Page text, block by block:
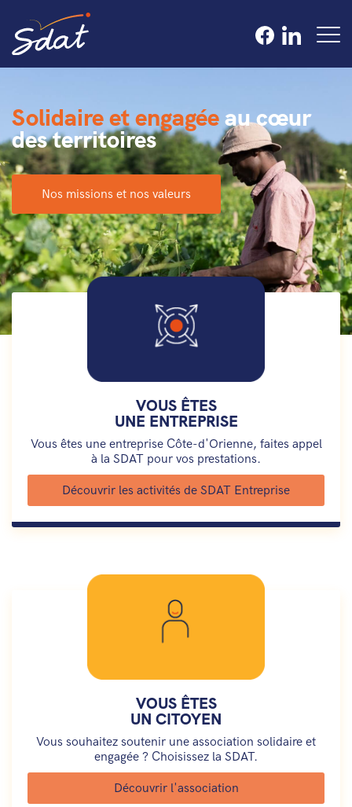
Solidaire et engagéeau cœur
des territoires
Nos missions et nos valeurs
VOUS ÊTES
UNE ENTREPRISE
Vous êtes une entreprise Côte-d'Orienne, faites appel
à la SDAT pour vos prestations.
Découvrir les activités de SDAT Entreprise
VOUS ÊTES
UN CITOYEN
Vous souhaitez soutenir une association solidaire et
engagée ? Choisissez la SDAT.
Découvrir l'association